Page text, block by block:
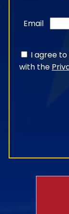
Email
I agree
with the